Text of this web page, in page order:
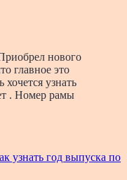
нового
главное это
хочется узнать
. Номер рамы
узнать год выпуска по